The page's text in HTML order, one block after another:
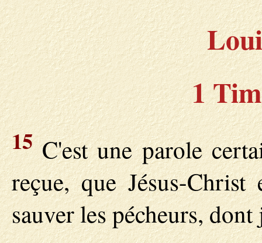
1
15C'est une parole
reçue, que Jésus-
sauver les pécheurs,